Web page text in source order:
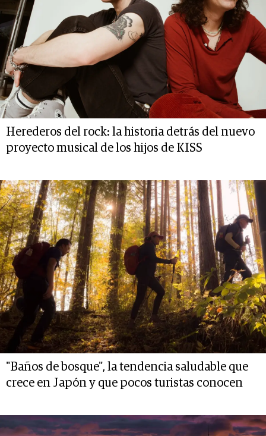
Herederos del rock: la historia detrás del nuevo
proyecto musical de los hijos de KISS
"Baños de bosque", la tendencia saludable que
crece en Japón y que pocos turistas conocen